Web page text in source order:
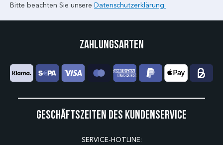
Bitte beachten Sie unsere Datenschutzerklärung.
Geschäftszeiten des Kundenservice
SERVICE-HOTLINE:
Zahlungsarten